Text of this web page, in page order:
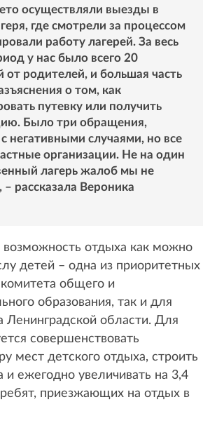
осуществляли выезды в
где смотрели за процессом
работу лагерей. За весь
у нас было всего 20
родителей, и большая часть
о том, как
путевку или получить
Было три обращения,
негативными случаями, но все
организации. Не на один
лагерь жалоб мы не
– рассказала Вероника
возможность отдыха как можно
детей – одна из приоритетных
общего и
образования, так и для
Ленинградской области. Для
совершенствовать
мест детского отдыха, строить
и ежегодно увеличивать на 3,4
приезжающих на отдых в